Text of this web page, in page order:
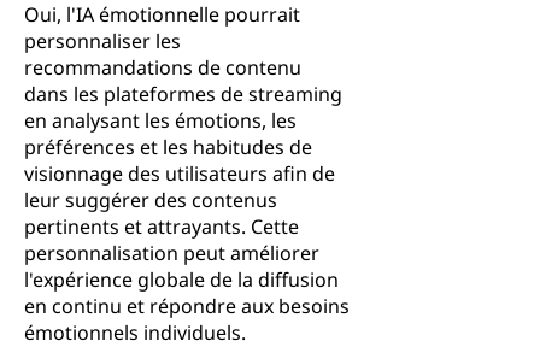
Oui, l'IA émotionnelle pourrait
personnaliser les
recommandations de contenu
dans les plateformes de streaming
en analysant les émotions, les
préférences et les habitudes de
visionnage des utilisateurs afin de
leur suggérer des contenus
pertinents et attrayants. Cette
personnalisation peut améliorer
l'expérience globale de la diffusion
en continu et répondre aux besoins
émotionnels individuels.